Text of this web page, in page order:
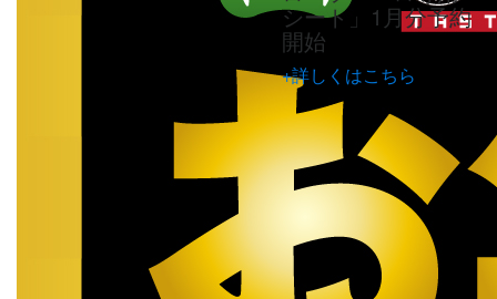
シート」1月分予約
開始
+詳しくはこちら